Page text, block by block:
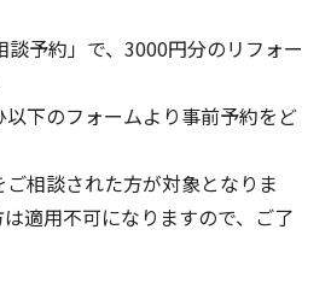
談予約」で、3000円分のリフォー
下のフォームより事前予約をど
相談された方が対象となりま
適用不可になりますので、ご了